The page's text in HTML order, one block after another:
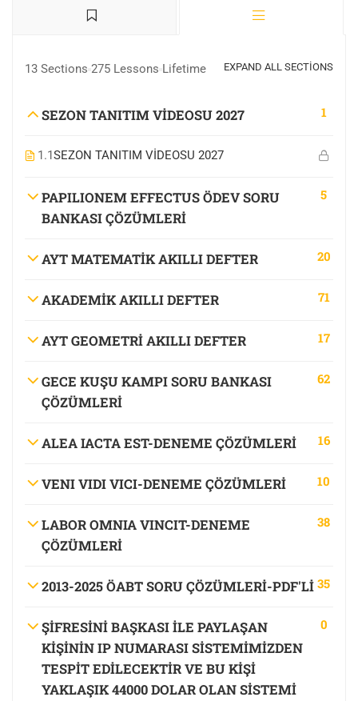
13 Sections 275 Lessons Lifetime EXPAND ALL SECTIONS
SEZON TANITIM VİDEOSU 2027 1
1.1SEZON TANITIM VİDEOSU 2027
PAPILIONEM EFFECTUS ÖDEV SORU
BANKASI ÇÖZÜMLERİ
5
AYT MATEMATİK AKILLI DEFTER 20
AKADEMİK AKILLI DEFTER 71
AYT GEOMETRİ AKILLI DEFTER 17
GECE KUŞU KAMPI SORU BANKASI
ÇÖZÜMLERİ
62
ALEA IACTA EST-DENEME ÇÖZÜMLERİ 16
VENI VIDI VICI-DENEME ÇÖZÜMLERİ 10
LABOR OMNIA VINCIT-DENEME
ÇÖZÜMLERİ
38
2013-2025 ÖABT SORU ÇÖZÜMLERİ-PDF'LI 35
ŞİFRESİNİ BAŞKASI İLE PAYLAŞAN
KİŞİNİN IP NUMARASI SİSTEMİMİZDEN
TESPİT EDİLECEKTİR VE BU KİŞİ
YAKLAŞIK 44000 DOLAR OLAN SİSTEMİ
0